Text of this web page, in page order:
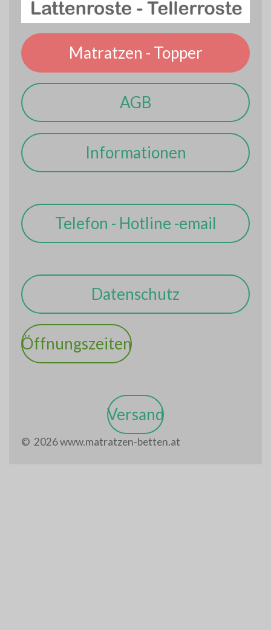
Matratzen - Topper
AGB
Informationen
Telefon - Hotline -email
Datenschutz
Öffnungszeiten
Versand
© 2026 www.matratzen-betten.at